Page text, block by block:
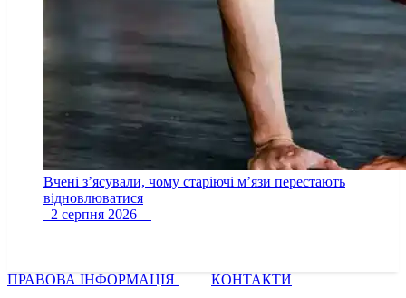
Вчені з’ясували, чому старіючі м’язи перестають
відновлюватися
2 серпня 2026
ПРАВОВА ІНФОРМАЦІЯ
КОНТАКТИ